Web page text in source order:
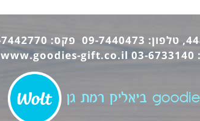
www.goodies-gift.co.il